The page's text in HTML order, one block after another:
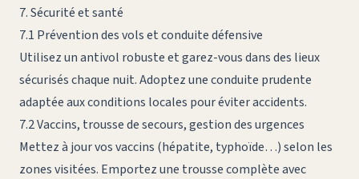
7. Sécurité et santé
7.1 Prévention des vols et conduite défensive
Utilisez un antivol robuste et garez-vous dans des lieux
sécurisés chaque nuit. Adoptez une conduite prudente
adaptée aux conditions locales pour éviter accidents.
7.2 Vaccins, trousse de secours, gestion des urgences
Mettez à jour vos vaccins (hépatite, typhoïde…) selon les
zones visitées. Emportez une trousse complète avec